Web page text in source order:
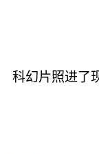
科幻片照进了